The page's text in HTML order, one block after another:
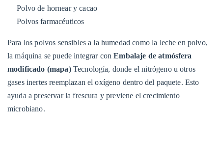
máquina
de
embalaje
vertical
11
Conclusión
Polvo de hornear y cacao
Polvos farmacéuticos
Para los polvos sensibles a la humedad como la leche en polvo,
la máquina se puede integrar conEmbalaje de atmósfera
modificado (mapa) Tecnología, donde el nitrógeno u otros
gases inertes reemplazan el oxígeno dentro del paquete. Esto
ayuda a preservar la frescura y previene el crecimiento
microbiano.